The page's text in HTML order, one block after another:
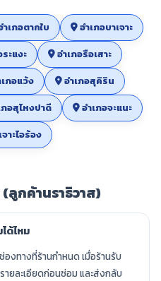
เภอตากใบ
อำเภอบาเจาะ
ะแงะ
อำเภอรือเสาะ
ภอแว้ง
อำเภอสุคิริน
ภอสุไหงปาดี
อำเภอจะแนะ
าะไอร้อง
กค้านราธิวาส)
ด้ไหม
องทางที่ร้านกำหนด เมื่อร้านรับ
ายละเอียดก่อนซ่อม และส่งกลับ